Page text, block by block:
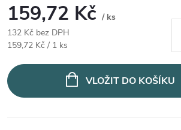
159,72 Kč / ks
132 Kč bez DPH
Měrná cena:
159,72 Kč / 1 ks
VLOŽIT DO KOŠÍKU